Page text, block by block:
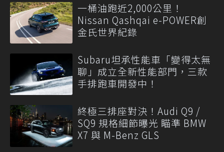
一桶油跑近2,000公里！
Nissan Qashqai e-POWER創
金氏世界紀錄
Subaru坦承性能車「變得太無
聊」成立全新性能部門，三款
手排跑車開發中！
終極三排座對決！Audi Q9 /
SQ9 規格細節曝光 瞄準 BMW
X7 與 M-Benz GLS